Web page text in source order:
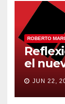
ROBERTO
el
JUN 22,